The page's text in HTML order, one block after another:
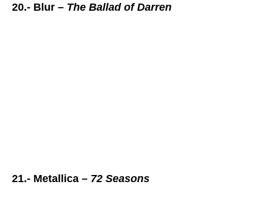
20.- Blur – The Ballad of Darren
21.- Metallica – 72 Seasons